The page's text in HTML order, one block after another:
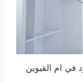
في ام القيوين